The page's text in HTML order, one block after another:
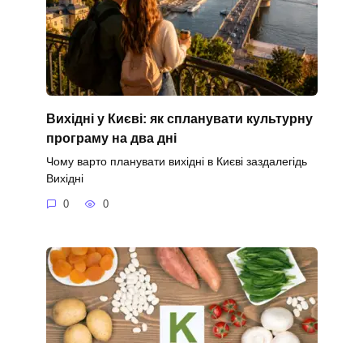
Вихідні у Києві: як спланувати культурну
програму на два дні
Чому варто планувати вихідні в Києві заздалегідь
Вихідні
0 0